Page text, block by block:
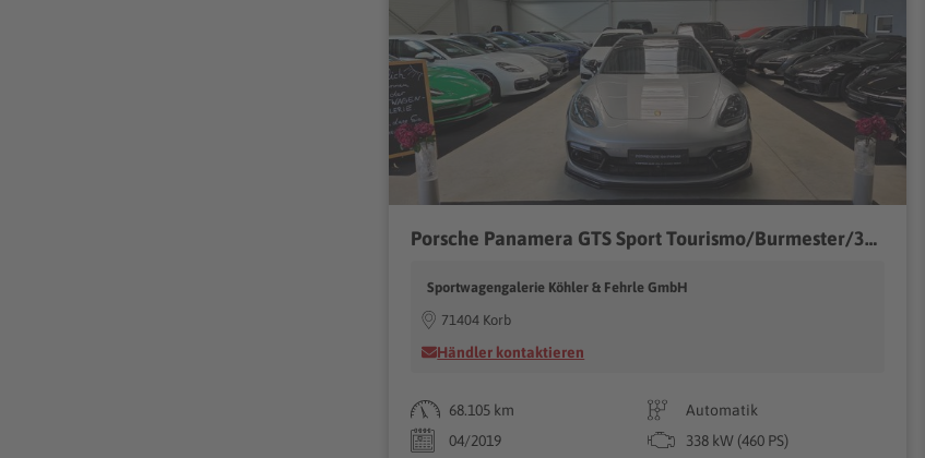
Porsche Panamera GTS Sport Tourismo/Burmester/360°/*530€
Sportwagengalerie Köhler & Fehrle GmbH
71404 Korb
Händler kontaktieren
68.105 km
Automatik
04/2019
338 kW (460 PS)